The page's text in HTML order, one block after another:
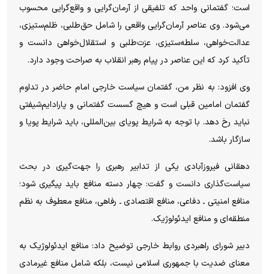
است؛ گفتمانی واحد که تلفیقی از آرمان‌گرایی و واقع‌گرایی محسوب
می‌شود. وی عناصر آرمان‌گرایی واقعی را شامل حق‌طلبی، ظلم‌ستیزی،
عدالت‌خواهی، سلطه‌ستیزی، عزت‌طلبی و استقلال‌خواهی دانست و
تأکید کرد که این عناصر در پیام رهبر انقلاب به صراحت وجود دارد.
وی افزود: به نظر من، گفتمان سیاست خارجی امام حاضر در تداوم
گفتمان امامین قبلی است و هیچ گسست گفتمانی و پارادایم‌شیفتی
نباید رخ دهد. با توجه به شرایط پویای بین‌المللی، باید شرایط پویا و
سازگار باشد.
دهقانی فیروزآبادی یکی از تدابیر رهبری را جهت‌گیری در بحث
سیاست‌گذاری دانست و گفت: چهار دسته منافع باید پیگیری شود؛
منافع امنیتی ـ دفاعی، منافع اقتصادی ـ رفاهی، منافع معطوف به نظم
منطقه‌ای و منافع ایدئولوژیک.
دبیر شورای راهبردی روابط خارجی توضیح داد: منافع ایدئولوژیک به
معنای ضدیت با جمهوری اسلامی نیست، بلکه شامل منافع غیرمادی